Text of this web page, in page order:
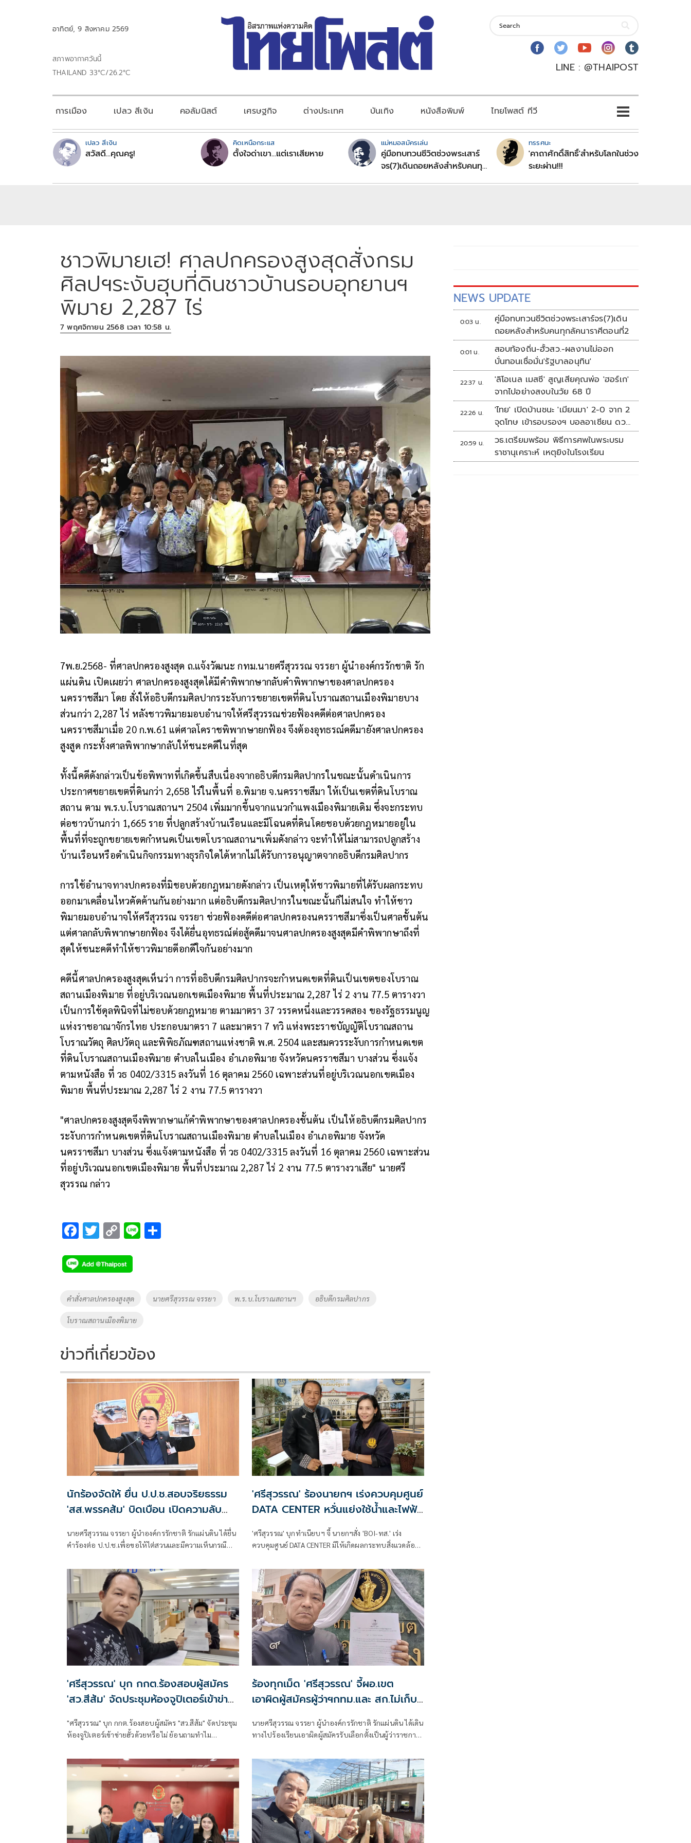
อาทิตย์, 9 สิงหาคม 2569
สภาพอากาศวันนี้
THAILAND 33°C/26.2°C
LINE : @THAIPOST
การเมือง เปลว สีเงิน คอลัมนิสต์ เศรษฐกิจ ต่างประเทศ บันเทิง หนังสือพิมพ์ ไทยโพสต์ ทีวี
เปลว สีเงิน
สวัสดี...คุณครู!
คิดเหนือกระแส
ตั้งใจด่าเขา...แต่เราเสียหาย
แม่หมอสมัครเล่น
คู่มือทบทวนชีวิตช่วงพระเสาร์
จร(7)เดินถอยหลังสำหรับคนทุก
ทรรศนะ
'คาถาศักดิ์สิทธิ์'สำหรับโลกในช่วง
ระยะผ่าน!!!
ชาวพิมายเฮ! ศาลปกครองสูงสุดสั่งกรม
ศิลปฯระงับฮุบที่ดินชาวบ้านรอบอุทยานฯ
พิมาย 2,287 ไร่
7 พฤศจิกายน 2568 เวลา 10:58 น.
7พ.ย.2568- ที่ศาลปกครองสูงสุด ถ.แจ้งวัฒนะ กทม.นายศรีสุวรรณ จรรยา ผู้นำองค์กรรักชาติ รัก
แผ่นดิน เปิดเผยว่า ศาลปกครองสูงสุดได้มีคำพิพากษากลับคำพิพากษาของศาลปกครอง
นครราชสีมา โดย สั่งให้อธิบดีกรมศิลปากรระงับการขยายเขตที่ดินโบราณสถานเมืองพิมายบาง
ส่วนกว่า 2,287 ไร่ หลังชาวพิมายมอบอำนาจให้ศรีสุวรรณช่วยฟ้องคดีต่อศาลปกครอง
นครราชสีมาเมื่อ 20 ก.พ.61 แต่ศาลโคราชพิพากษายกฟ้อง จึงต้องอุทธรณ์คดีมายังศาลปกครอง
สูงสูด กระทั้งศาลพิพากษากลับให้ชนะคดีในที่สุด
ทั้งนี้คดีดังกล่าวเป็นข้อพิพาทที่เกิดขึ้นสืบเนื่องจากอธิบดีกรมศิลปากรในขณะนั้นดำเนินการ
ประกาศขยายเขตที่ดินกว่า 2,658 ไร่ในพื้นที่ อ.พิมาย จ.นครราชสีมา ให้เป็นเขตที่ดินโบราณ
สถาน ตาม พ.ร.บ.โบราณสถานฯ 2504 เพิ่มมากขึ้นจากแนวกำแพงเมืองพิมายเดิม ซึ่งจะกระทบ
ต่อชาวบ้านกว่า 1,665 ราย ที่ปลูกสร้างบ้านเรือนและมีโฉนดที่ดินโดยชอบด้วยกฎหมายอยู่ใน
พื้นที่ที่จะถูกขยายเขตกำหนดเป็นเขตโบราณสถานฯเพิ่มดังกล่าว จะทำให้ไม่สามารถปลูกสร้าง
บ้านเรือนหรือดำเนินกิจกรรมทางธุรกิจใดได้หากไม่ได้รับการอนุญาตจากอธิบดีกรมศิลปากร
การใช้อำนาจทางปกครองที่มิชอบด้วยกฎหมายดังกล่าว เป็นเหตุให้ชาวพิมายที่ได้รับผลกระทบ
ออกมาเคลื่อนไหวคัดค้านกันอย่างมาก แต่อธิบดีกรมศิลปากรในขณะนั้นก็ไม่สนใจ ทำให้ชาว
พิมายมอบอำนาจให้ศรีสุวรรณ จรรยา ช่วยฟ้องคดีต่อศาลปกครองนครราชสีมาซึ่งเป็นศาลชั้นต้น
แต่ศาลกลับพิพากษายกฟ้อง จึงได้ยื่นอุทธรณ์ต่อสู้คดีมาจนศาลปกครองสูงสุดมีคำพิพากษาถึงที่
สุดให้ชนะคดีทำให้ชาวพิมายดีอกดีใจกันอย่างมาก
คดีนี้ศาลปกครองสูงสุดเห็นว่า การที่อธิบดีกรมศิลปากรจะกำหนดเขตที่ดินเป็นเขตของโบราณ
สถานเมืองพิมาย ที่อยู่บริเวณนอกเขตเมืองพิมาย พื้นที่ประมาณ 2,287 ไร่ 2 งาน 77.5 ตารางวา
เป็นการใช้ดุลพินิจที่ไม่ชอบด้วยกฎหมาย ตามมาตรา 37 วรรคหนึ่งและวรรคสอง ของรัฐธรรมนูญ
แห่งราชอาณาจักรไทย ประกอบมาตรา 7 และมาตรา 7 ทวิ แห่งพระราชบัญญัติโบราณสถาน
โบราณวัตถุ ศิลปวัตถุ และพิพิธภัณฑสถานแห่งชาติ พ.ศ. 2504 และสมควรระงับการกำหนดเขต
ที่ดินโบราณสถานเมืองพิมาย ตำบลในเมือง อำเภอพิมาย จังหวัดนครราชสีมา บางส่วน ซึ่งแจ้ง
ตามหนังสือ ที่ วธ 0402/3315 ลงวันที่ 16 ตุลาคม 2560 เฉพาะส่วนที่อยู่บริเวณนอกเขตเมือง
พิมาย พื้นที่ประมาณ 2,287 ไร่ 2 งาน 77.5 ตารางวา
"ศาลปกครองสูงสุดจึงพิพากษาแก้คำพิพากษาของศาลปกครองชั้นต้น เป็นให้อธิบดีกรมศิลปากร
ระงับการกำหนดเขตที่ดินโบราณสถานเมืองพิมาย ตำบลในเมือง อำเภอพิมาย จังหวัด
นครราชสีมา บางส่วน ซึ่งแจ้งตามหนังสือ ที่ วธ 0402/3315 ลงวันที่ 16 ตุลาคม 2560 เฉพาะส่วน
ที่อยู่บริเวณนอกเขตเมืองพิมาย พื้นที่ประมาณ 2,287 ไร่ 2 งาน 77.5 ตารางวาเสีย" นายศรี
สุวรรณ กล่าว
F
e
b
o
k
T
tt
er
C
p
y
Li
n
k
Li
Tags
คำสั่งศาลปกครองสูงสุด นายศรีสุวรรณ จรรยา พ.ร.บ.โบราณสถานฯ อธิบดีกรมศิลปากร
โบราณสถานเมืองพิมาย
ข่าวที่เกี่ยวข้อง
นักร้องจัดให้ ยื่น ป.ป.ช.สอบจริยธรรม
'สส.พรรคส้ม' บิดเบือน เปิดความลับ
นายศรีสุวรรณ จรรยา ผู้นำองค์กรรักชาติ รักแผ่นดิน ได้ยื่น
คำร้องต่อ ป.ป.ช.เพื่อขอให้ไต่สวนและมีความเห็นกรณี
บิดเบือนข้อเท็จจริงเกี่ยวกับบังเกอร์ทหารในพื้นที่จันทบุรี-
ตราดราคา 50,000 บาทต่อหน่วย
'ศรีสุวรรณ' ร้องนายกฯ เร่งควบคุมศูนย์
DATA CENTER หวั่นแย่งใช้น้ำและไฟฟ้า
'ศรีสุวรรณ' บุกทำเนียบฯ จี้ นายกฯสั่ง 'BOI-ทส.' เร่ง
ควบคุมศูนย์ DATA CENTER มิให้เกิดผลกระทบสิ่งแวดล้อม
เพิกเฉยร้องศาลปกครอง
'ศรีสุวรรณ' บุก กกต.ร้องสอบผู้สมัคร
'สว.สีส้ม' จัดประชุมห้องจูปิเตอร์เข้าข่าย
"ศรีสุวรรณ" บุก กกต.ร้องสอบผู้สมัคร "สว.สีส้ม" จัดประชุม
ห้องจูปิเตอร์เข้าข่ายฮั้วด้วยหรือไม่ ย้อนถามทำไม
"ทำงานร่วมกัน" หรือ "จัดตั้ง" แต่พอเป็นฝ่ายตรงข้ามกลับ
รีบใช้คำว่า "ฮั้ว" ยันต้องใช้มาตรฐานเดียวกันกับทุกฝ่าย
ร้องทุกเม็ด 'ศรีสุวรรณ' จี้ผอ.เขต
เอาผิดผู้สมัครผู้ว่าฯกทม.และ สก.ไม่เก็บ
นายศรีสุวรรณ จรรยา ผู้นำองค์กรรักชาติ รักแผ่นดิน ได้เดิน
ทางไปร้องเรียนเอาผิดผู้สมัครรับเลือกตั้งเป็นผู้ว่าราชการ
กรุงเทพมหานครร (สก.) ที่ไม่ยอมเก็บป้ายหาเสียงของตน
NEWS UPDATE
0:03 น.
คู่มือทบทวนชีวิตช่วงพระเสาร์จร(7)เดิน
ถอยหลังสำหรับคนทุกลัคนาราศีตอนที่2
0:01 น.
สอบท้องถิ่น-ฮั้วสว.-ผลงานไม่ออก
บั่นทอนเชื่อมั่น'รัฐบาลอนุทิน'
22:37 น.
'ลิโอเนล เมสซี' สูญเสียคุณพ่อ 'ฮอร์เก'
จากไปอย่างสงบในวัย 68 ปี
22:26 น.
'ไทย' เปิดบ้านชนะ 'เมียนมา' 2-0 จาก 2
จุดโทษ เข้ารอบรองฯ บอลอาเซียน ดวล
'สิงคโปร์'
20:59 น.
วธ.เตรียมพร้อม พิธีการศพในพระบรม
ราชานุเคราะห์ เหตุยิงในโรงเรียน